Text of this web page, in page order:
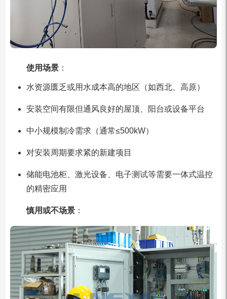
使用场景：
水资源匮乏或用水成本高的地区（如西北、高原）
安装空间有限但通风良好的屋顶、阳台或设备平台
中小规模制冷需求（通常≤500kW）
对安装周期要求紧的新建项目
储能电池柜、激光设备、电子测试等需要一体式温控
的精密应用
慎用或不场景：